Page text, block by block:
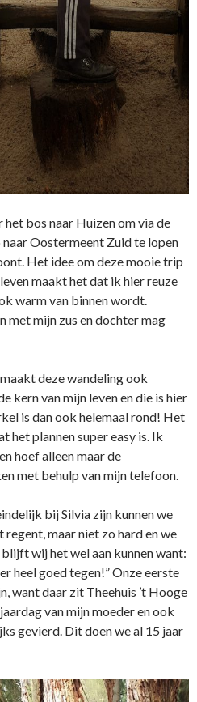
bos naar Huizen om via de
Oostermeent Zuid te lopen
Het idee om deze mooie trip
maakt het dat ik hier reuze
warm van binnen wordt.
met mijn zus en dochter mag
deze wandeling ook
kern van mijn leven en die is hier
is dan ook helemaal rond! Het
het plannen super easy is. Ik
hoef alleen maar de
met behulp van mijn telefoon.
bij Silvia zijn kunnen we
maar niet zo hard en we
wij het wel aan kunnen want:
heel goed tegen!” Onze eerste
want daar zit Theehuis ’t Hooge
van mijn moeder en ook
gevierd. Dit doen we al 15 jaar